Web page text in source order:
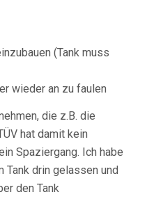
(Tank muss
wieder an zu faulen
die z.B. die
hat damit kein
Spaziergang. Ich habe
Tank drin gelassen und
den Tank